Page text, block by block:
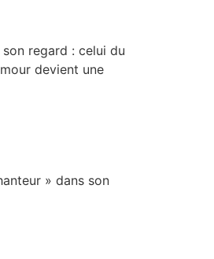
regard : celui du
devient une
» dans son